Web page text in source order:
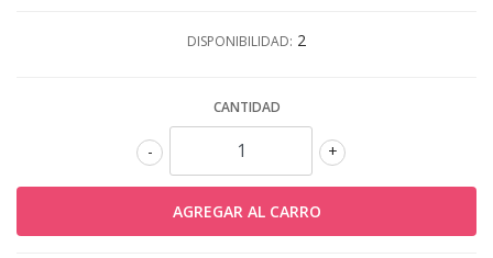
DISPONIBILIDAD: 2
CANTIDAD
+
-